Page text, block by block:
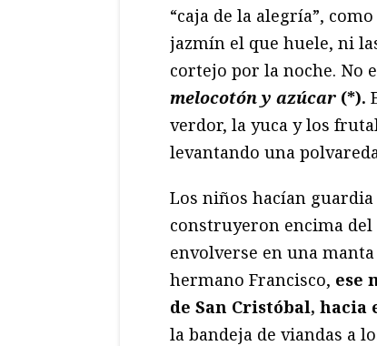
“caja de la alegría”,
jazmín el que huele, ni
cortejo por la noche. No
melocotón y azúcar (*).
verdor, la yuca y los
levantando una
Los niños hacían
construyeron encima
envolverse en una
hermano Francisco, ese
de San Cristóbal,
la bandeja de viandas a